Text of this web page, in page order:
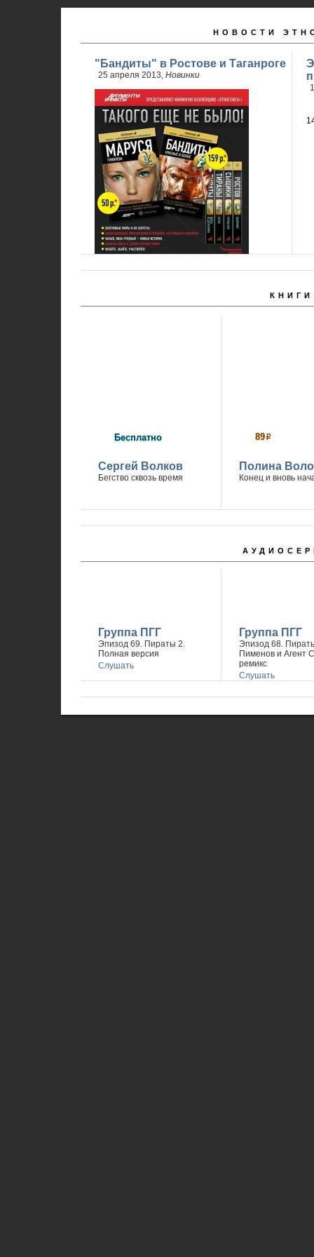
НОВОСТИ
"Бандиты" в Ростове и Таганроге
25 апреля 2013, Новинки
24 апреля стартовали продажи 2 книги
КНИГИ
Бесплатно
Сергей Волков
Бегство сквозь время
89р
Полина
Конец и вновь
Группа ПГГ
Эпизод 69. Пираты 2.
Полная версия
Слушать
Группа ПГГ
Эпизод 68.
Пименов и Агент
ремикс
Слушать